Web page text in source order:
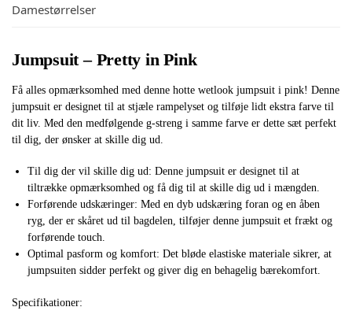
Damestørrelser
Jumpsuit – Pretty in Pink
Få alles opmærksomhed med denne hotte wetlook jumpsuit i pink! Denne
jumpsuit er designet til at stjæle rampelyset og tilføje lidt ekstra farve til
dit liv. Med den medfølgende g-streng i samme farve er dette sæt perfekt
til dig, der ønsker at skille dig ud.
Til dig der vil skille dig ud: Denne jumpsuit er designet til at
tiltrække opmærksomhed og få dig til at skille dig ud i mængden.
Forførende udskæringer: Med en dyb udskæring foran og en åben
ryg, der er skåret ud til bagdelen, tilføjer denne jumpsuit et frækt og
forførende touch.
Optimal pasform og komfort: Det bløde elastiske materiale sikrer, at
jumpsuiten sidder perfekt og giver dig en behagelig bærekomfort.
Specifikationer: